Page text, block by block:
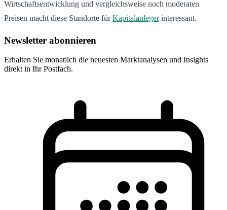
Wirtschaftsentwicklung und vergleichsweise noch moderaten
Preisen macht diese Standorte fürKapitalanlegerinteressant.
Newsletter abonnieren
Erhalten Sie monatlich die neuesten Marktanalysen und Insights
direkt in Ihr Postfach.